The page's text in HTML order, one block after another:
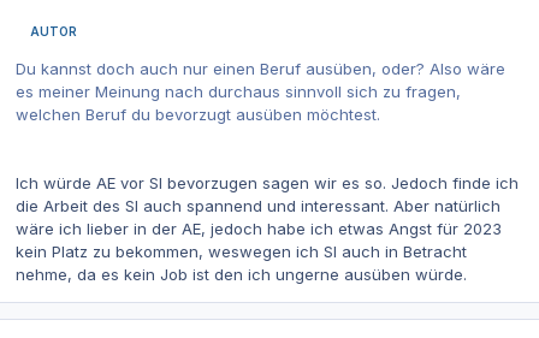
AUTOR
Du kannst doch auch nur einen Beruf ausüben, oder? Also wäre
es meiner Meinung nach durchaus sinnvoll sich zu fragen,
welchen Beruf du bevorzugt ausüben möchtest.
Ich würde AE vor SI bevorzugen sagen wir es so. Jedoch finde ich
die Arbeit des SI auch spannend und interessant. Aber natürlich
wäre ich lieber in der AE, jedoch habe ich etwas Angst für 2023
kein Platz zu bekommen, weswegen ich SI auch in Betracht
nehme, da es kein Job ist den ich ungerne ausüben würde.